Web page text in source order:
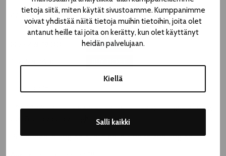
tietoja siitä, miten käytät sivustoamme. Kumppanimme
voivat yhdistää näitä tietoja muihin tietoihin, joita olet
antanut heille tai joita on kerätty, kun olet käyttänyt
heidän palvelujaan.
Kiellä
Salli kaikki
42 / 38 € Teatterikesä | 46,10 / 42,10 € Lippu.fi
BUY TICKET
This show contains explicit content, nudity, images of drug
Performed in English, subtitled in Finnish and English